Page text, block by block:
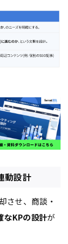
動設計
させ、商談・
なKPの設計が